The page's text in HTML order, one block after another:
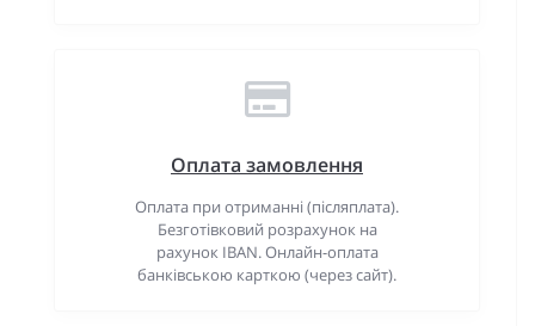
Оплата замовлення
Оплата при отриманні (післяплата).
Безготівковий розрахунок на
рахунок IBAN. Онлайн-оплата
банківською карткою (через сайт).